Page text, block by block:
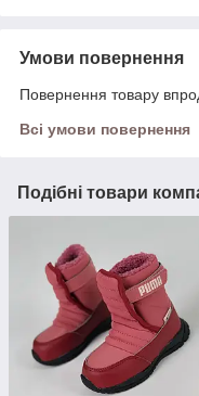
Умови повернення
Повернення товару
Всі умови повернення
Подібні товари